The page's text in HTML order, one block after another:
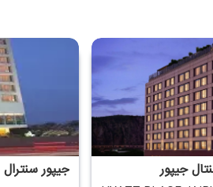
جیپور جیپور سنترال